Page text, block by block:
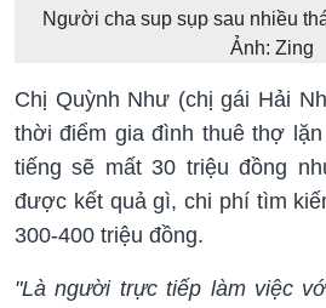
Người cha sup sụp sau nhiều
Ảnh: Zing
Chị Quỳnh Như (chị gái Hải
thời điểm gia đình thuê thợ
tiếng sẽ mất 30 triệu đồng
được kết quả gì, chi phí tìm
300-400 triệu đồng.
"Là người trực tiếp làm việc